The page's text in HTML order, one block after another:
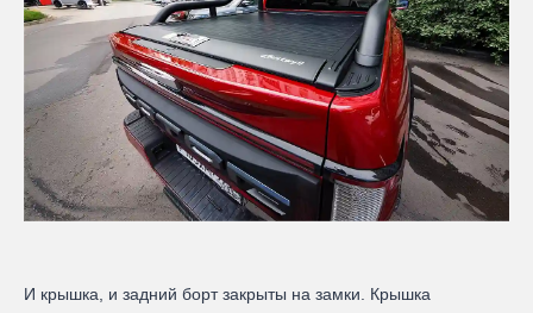
И крышка, и задний борт закрыты на замки. Крышка